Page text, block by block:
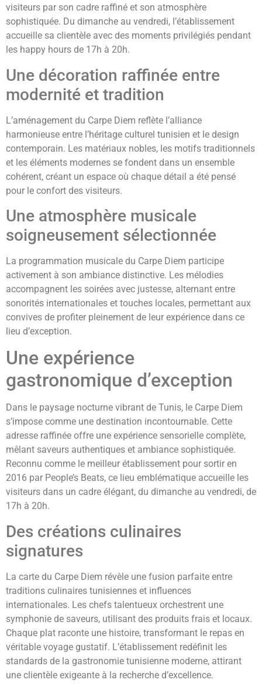
visiteurs par son cadre raffiné et son atmosphère
sophistiquée. Du dimanche au vendredi, l’établissement
accueille sa clientèle avec des moments privilégiés pendant
les happy hours de 17h à 20h.
Une décoration raffinée entre
modernité et tradition
L’aménagement du Carpe Diem reflète l’alliance
harmonieuse entre l’héritage culturel tunisien et le design
contemporain. Les matériaux nobles, les motifs traditionnels
et les éléments modernes se fondent dans un ensemble
cohérent, créant un espace où chaque détail a été pensé
pour le confort des visiteurs.
Une atmosphère musicale
soigneusement sélectionnée
La programmation musicale du Carpe Diem participe
activement à son ambiance distinctive. Les mélodies
accompagnent les soirées avec justesse, alternant entre
sonorités internationales et touches locales, permettant aux
convives de profiter pleinement de leur expérience dans ce
lieu d’exception.
Une expérience
gastronomique d’exception
Dans le paysage nocturne vibrant de Tunis, le Carpe Diem
s’impose comme une destination incontournable. Cette
adresse raffinée offre une expérience sensorielle complète,
mêlant saveurs authentiques et ambiance sophistiquée.
Reconnu comme le meilleur établissement pour sortir en
2016 par People’s Beats, ce lieu emblématique accueille les
visiteurs dans un cadre élégant, du dimanche au vendredi, de
17h à 20h.
Des créations culinaires
signatures
La carte du Carpe Diem révèle une fusion parfaite entre
traditions culinaires tunisiennes et influences
internationales. Les chefs talentueux orchestrent une
symphonie de saveurs, utilisant des produits frais et locaux.
Chaque plat raconte une histoire, transformant le repas en
véritable voyage gustatif. L’établissement redéfinit les
standards de la gastronomie tunisienne moderne, attirant
une clientèle exigeante à la recherche d’excellence.